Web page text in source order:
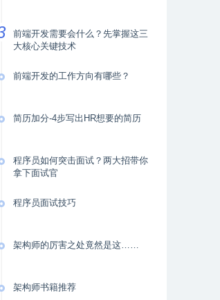
前端开发需要会什么？先掌握这三
大核心关键技术
前端开发的工作方向有哪些？
简历加分-4步写出HR想要的简历
程序员如何突击面试？两大招带你
拿下面试官
程序员面试技巧
架构师的厉害之处竟然是这……
架构师书籍推荐